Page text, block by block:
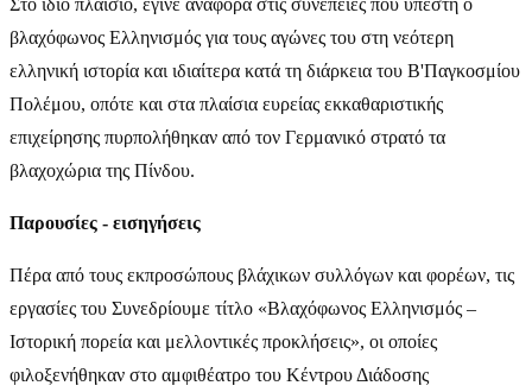
βλαχόφωνος Ελληνισμός για τους αγώνες του στη νεότερη
ελληνική ιστορία και ιδιαίτερα κατά τη διάρκεια του Β'Παγκοσμίου
Πολέμου, οπότε και στα πλαίσια ευρείας εκκαθαριστικής
επιχείρησης πυρπολήθηκαν από τον Γερμανικό στρατό τα
βλαχοχώρια της Πίνδου.
Παρουσίες - εισηγήσεις
Πέρα από τους εκπροσώπους βλάχικων συλλόγων και φορέων, τις
εργασίες του Συνεδρίουμε τίτλο «Βλαχόφωνος Ελληνισμός –
Ιστορική πορεία και μελλοντικές προκλήσεις», οι οποίες
φιλοξενήθηκαν στο αμφιθέατρο του Κέντρου Διάδοσης